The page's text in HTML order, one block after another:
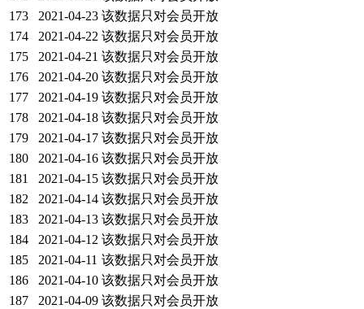
173
2021-04-23 该数据只对会员开放
174
2021-04-22 该数据只对会员开放
175
2021-04-21 该数据只对会员开放
176
2021-04-20 该数据只对会员开放
177
2021-04-19 该数据只对会员开放
178
2021-04-18 该数据只对会员开放
179
2021-04-17 该数据只对会员开放
180
2021-04-16 该数据只对会员开放
181
2021-04-15 该数据只对会员开放
182
2021-04-14 该数据只对会员开放
183
2021-04-13 该数据只对会员开放
184
2021-04-12 该数据只对会员开放
185
2021-04-11 该数据只对会员开放
186
2021-04-10 该数据只对会员开放
187
2021-04-09 该数据只对会员开放